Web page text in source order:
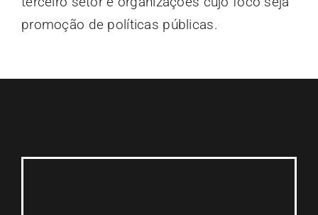
promoção de políticas públicas.